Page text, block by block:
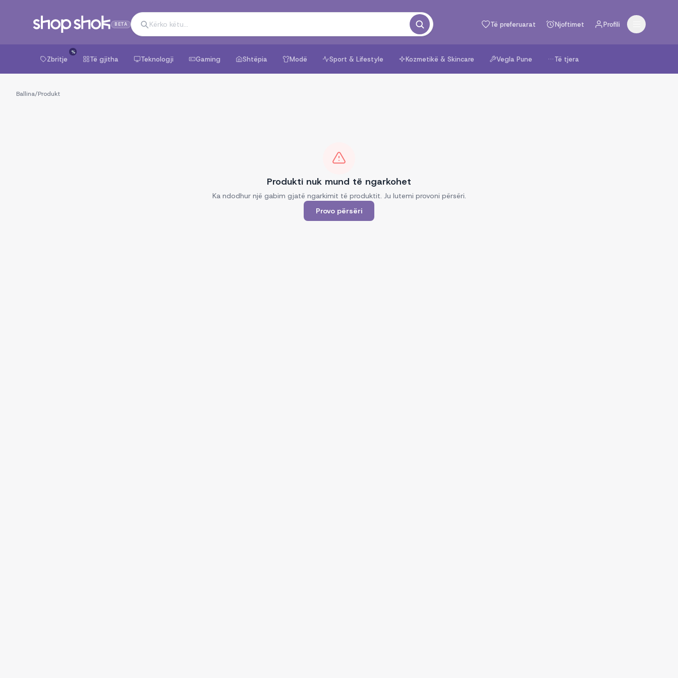
BETA Të preferuarat Njoftimet Profili
Zbritje
%
Të gjitha Teknologji Gaming Shtëpia Modë Sport & Lifestyle Kozmetikë & Skincare Vegla Pune Të tjera
Ballina/Produkt
Produkti nuk mund të ngarkohet
Ka ndodhur një gabim gjatë ngarkimit të produktit. Ju lutemi provoni përsëri.
Provo përsëri